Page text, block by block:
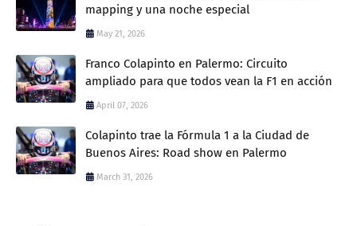
mapping y una noche especial
May 21, 2026
Franco Colapinto en Palermo: Circuito
ampliado para que todos vean la F1 en acción
April 07, 2026
Colapinto trae la Fórmula 1 a la Ciudad de
Buenos Aires: Road show en Palermo
March 31, 2026